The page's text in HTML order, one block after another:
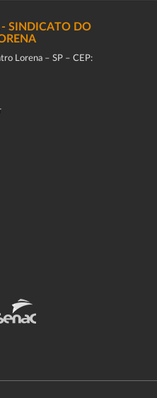
- SINDICATO DO
Lorena – SP – CEP: